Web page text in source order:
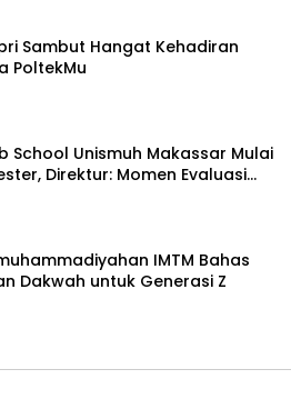
Sambut Hangat Kehadiran
PoltekMu
School Unismuh Makassar Mulai
Direktur: Momen Evaluasi
IMTM Bahas
Dakwah untuk Generasi Z